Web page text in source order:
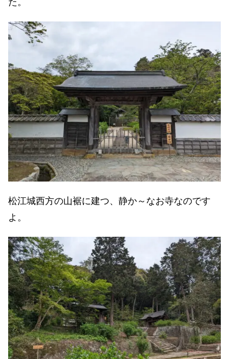
た。
松江城西方の山裾に建つ、静か～なお寺なのです
よ。